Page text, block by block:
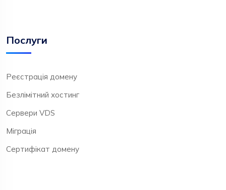
Послуги
Реєстрація домену
Безлімітний хостинг
Сервери VDS
Міграція
Сертифікат домену